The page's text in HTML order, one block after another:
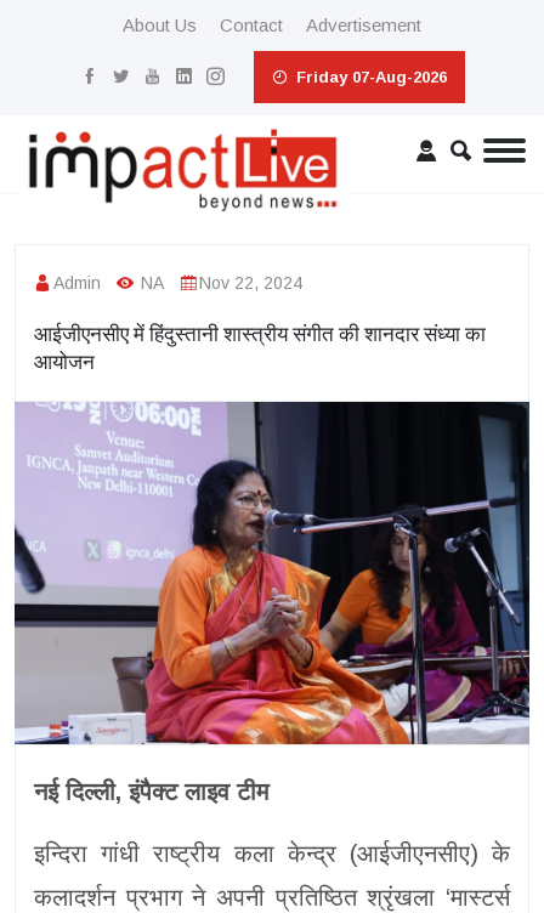
About Us Contact Advertisement
Friday 07-Aug-2026
Admin NA Nov 22, 2024
आईजीएनसीए में हिंदुस्तानी शास्त्रीय संगीत की शानदार संध्या का
आयोजन
नई दिल्ली, इंपैक्ट लाइव टीम
इन्दिरा गांधी राष्ट्रीय कला केन्द्र (आईजीएनसीए) के
कलादर्शन प्रभाग ने अपनी प्रतिष्ठित श्रृंखला ‘मास्टर्स